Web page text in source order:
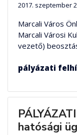
2017. szeptember
Marcali Város
Marcali Városi
vezető)
pályázati
hatósági